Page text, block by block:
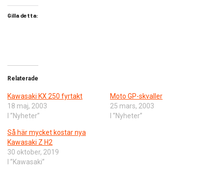
Gilla detta:
Relaterade
Kawasaki KX 250 fyrtakt
18 maj, 2003
I ”Nyheter”
Moto GP-skvaller
25 mars, 2003
I ”Nyheter”
Så här mycket kostar nya
Kawasaki Z H2
30 oktober, 2019
I ”Kawasaki”